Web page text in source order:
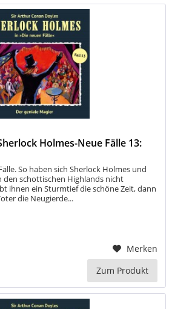
Holmes-Neue Fälle 13:
So haben sich Sherlock Holmes und
den schottischen Highlands nicht
ihnen ein Sturmtief die schöne Zeit, dann
die Neugierde...
Merken
Zum Produkt